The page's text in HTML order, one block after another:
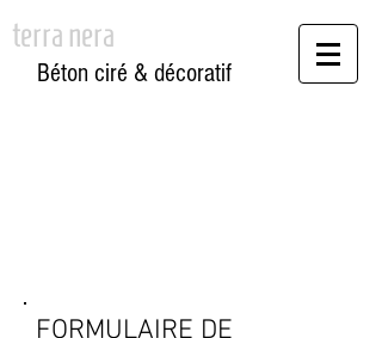
Béton ciré & décoratif
terra nera
FORMULAIRE DE